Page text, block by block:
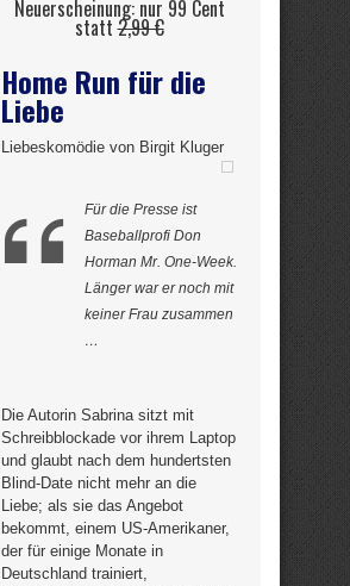
Neuerscheinung: nur 99 Cent
statt2,99 €
Home Run für die
Liebe
Liebeskomödie von Birgit Kluger
Für die Presse ist
Baseballprofi Don
Horman Mr. One-Week.
Länger war er noch mit
keiner Frau zusammen
…
Die Autorin Sabrina sitzt mit
Schreibblockade vor ihrem Laptop
und glaubt nach dem hundertsten
Blind-Date nicht mehr an die
Liebe; als sie das Angebot
bekommt, einem US-Amerikaner,
der für einige Monate in
Deutschland trainiert,